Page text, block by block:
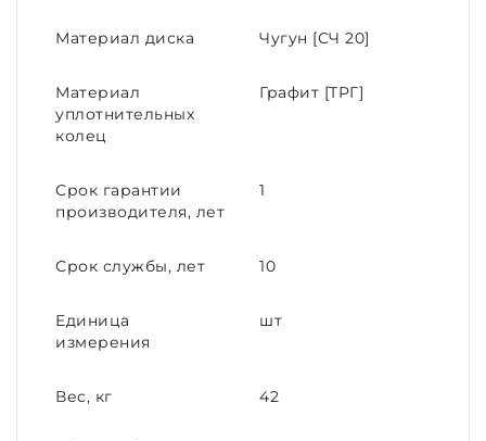
Материал диска Чугун [СЧ 20]
Материал
уплотнительных
колец
Графит [ТРГ]
Срок гарантии
производителя, лет
1
Срок службы, лет 10
Единица
измерения
шт
Вес, кг 42